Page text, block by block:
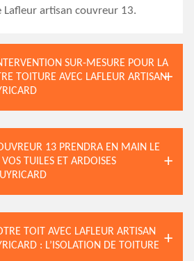
Lafleur artisan couvreur 13.
SUR-MESURE POUR LA
TOITURE AVEC LAFLEUR ARTISAN
13 PRENDRA EN MAIN LE
TUILES ET ARDOISES
TOIT AVEC LAFLEUR ARTISAN
: L’ISOLATION DE TOITURE